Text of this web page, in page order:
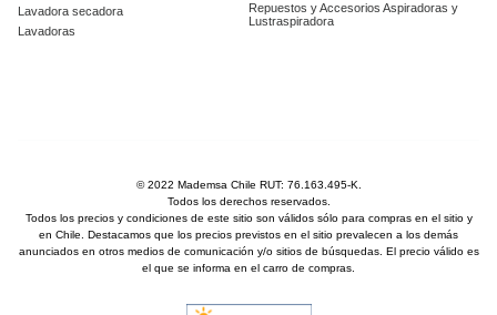
Lavadora secadora
Lavadoras
Repuestos y Accesorios Aspiradoras y
Lustraspiradora
© 2022 Mademsa Chile RUT: 76.163.495-K.
Todos los derechos reservados.
Todos los precios y condiciones de este sitio son válidos sólo para compras en el sitio y
en Chile. Destacamos que los precios previstos en el sitio prevalecen a los demás
anunciados en otros medios de comunicación y/o sitios de búsquedas. El precio válido es
el que se informa en el carro de compras.